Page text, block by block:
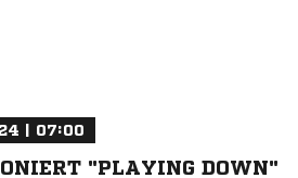
| 07:00
"PLAYING DOWN"